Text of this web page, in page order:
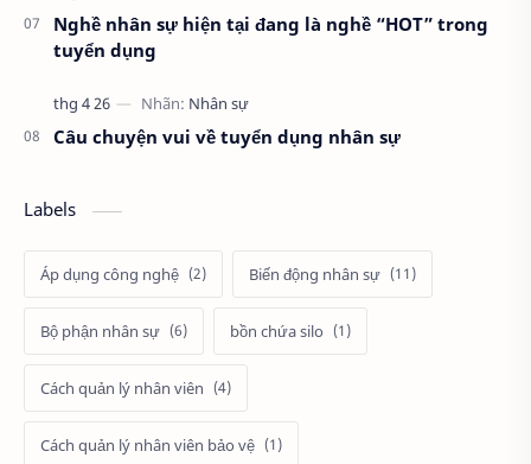
Nghề nhân sự hiện tại đang là nghề “HOT” trong
tuyển dụng
Câu chuyện vui về tuyển dụng nhân sự
Labels
Áp dụng công nghệ Biến động nhân sự
Bộ phận nhân sự bồn chứa silo
Cách quản lý nhân viên
Cách quản lý nhân viên bảo vệ